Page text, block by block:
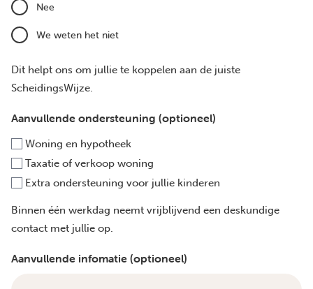
Nee
We weten het niet
Dit helpt ons om jullie te koppelen aan de juiste
ScheidingsWijze.
Aanvullende ondersteuning (optioneel)
Woning en hypotheek
Taxatie of verkoop woning
Extra ondersteuning voor jullie kinderen
Binnen één werkdag neemt vrijblijvend een deskundige
contact met jullie op.
Aanvullende infomatie (optioneel)